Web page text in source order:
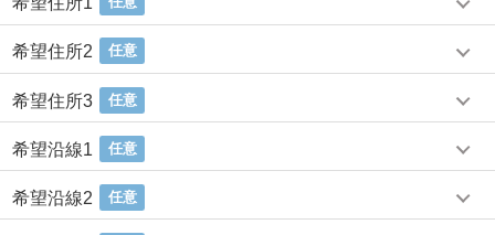
希望住所2 任意
希望住所3 任意
希望沿線1 任意
希望沿線2 任意